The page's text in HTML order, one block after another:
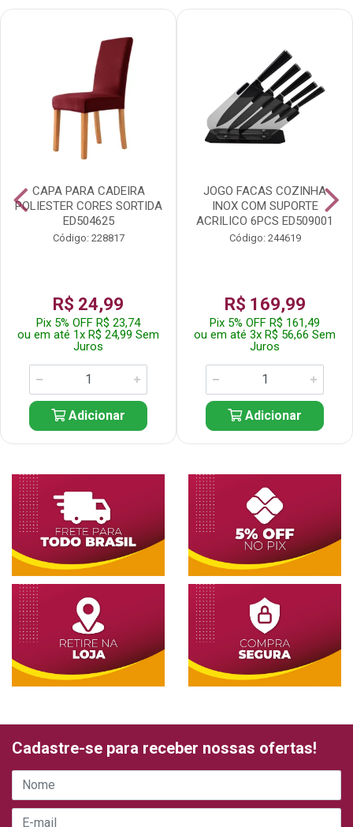
CAPA PARA CADEIRA
POLIESTER CORES SORTIDA
ED504625
Código: 228817
R$ 24,99
Pix 5% OFF R$ 23,74
ou em até 1x R$ 24,99 Sem
Juros
Adicionar
JOGO FACAS COZINHA
INOX COM SUPORTE
ACRILICO 6PCS ED509001
Código: 244619
R$ 169,99
Pix 5% OFF R$ 161,49
ou em até 3x R$ 56,66 Sem
Juros
Adicionar
Cadastre-se para receber nossas ofertas!